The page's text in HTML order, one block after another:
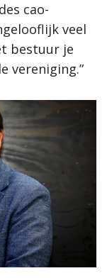
cao-
veel
bestuur je
vereniging.”